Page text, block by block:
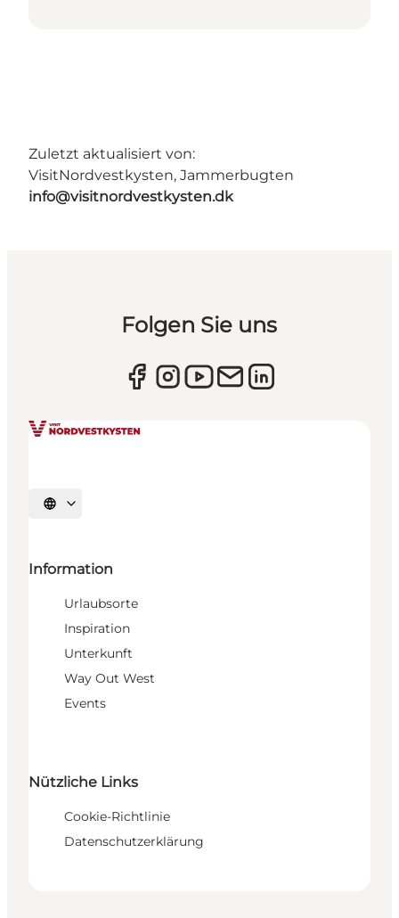
Zuletzt aktualisiert von:
VisitNordvestkysten, Jammerbugten
info@visitnordvestkysten.dk
Folgen Sie uns
Sprache auswählen
Information
Urlaubsorte
Inspiration
Unterkunft
Way Out West
Events
Nützliche Links
Cookie-Richtlinie
Datenschutzerklärung